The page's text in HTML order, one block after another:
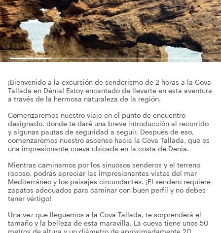
¡Bienvenido a la excursión de senderismo de 2 horas a la Cova
Tallada en Dénia! Estoy encantado de llevarte en esta aventura
a través de la hermosa naturaleza de la región.
Comenzaremos nuestro viaje en el punto de encuentro
designado, donde te daré una breve introducción al recorrido
y algunas pautas de seguridad a seguir. Después de eso,
comenzaremos nuestro ascenso hacia la Cova Tallada, que es
una impresionante cueva ubicada en la costa de Denia.
Mientras caminamos por los sinuosos senderos y el terreno
rocoso, podrás apreciar las impresionantes vistas del mar
Mediterráneo y los paisajes circundantes. ¡El sendero requiere
zapatos adecuados para caminar con buen perfil y no debes
tener vértigo!
Una vez que lleguemos a la Cova Tallada, te sorprenderá el
tamaño y la belleza de esta maravilla. La cueva tiene unos 50
metros de altura y un diámetro de aproximadamente 20